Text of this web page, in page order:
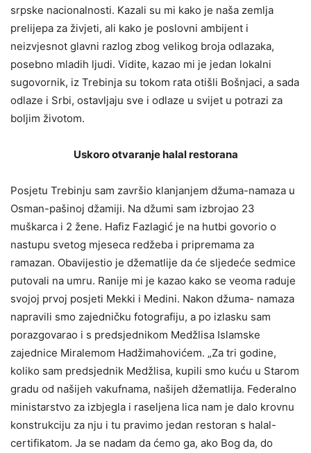
srpske nacionalnosti. Kazali su mi kako je naša zemlja
prelijepa za živjeti, ali kako je poslovni ambijent i
neizvjesnot glavni razlog zbog velikog broja odlazaka,
posebno mladih ljudi. Vidite, kazao mi je jedan lokalni
sugovornik, iz Trebinja su tokom rata otišli Bošnjaci, a sada
odlaze i Srbi, ostavljaju sve i odlaze u svijet u potrazi za
boljim životom.
Uskoro otvaranje halal restorana
Posjetu Trebinju sam završio klanjanjem džuma-namaza u
Osman-pašinoj džamiji. Na džumi sam izbrojao 23
muškarca i 2 žene. Hafiz Fazlagić je na hutbi govorio o
nastupu svetog mjeseca redžeba i pripremama za
ramazan. Obavijestio je džematlije da će sljedeće sedmice
putovali na umru. Ranije mi je kazao kako se veoma raduje
svojoj prvoj posjeti Mekki i Medini. Nakon džuma- namaza
napravili smo zajedničku fotografiju, a po izlasku sam
porazgovarao i s predsjednikom Medžlisa Islamske
zajednice Miralemom Hadžimahovićem. „Za tri godine,
koliko sam predsjednik Medžlisa, kupili smo kuću u Starom
gradu od našijeh vakufnama, našijeh džematlija. Federalno
ministarstvo za izbjegla i raseljena lica nam je dalo krovnu
konstrukciju za nju i tu pravimo jedan restoran s halal-
certifikatom. Ja se nadam da ćemo ga, ako Bog da, do